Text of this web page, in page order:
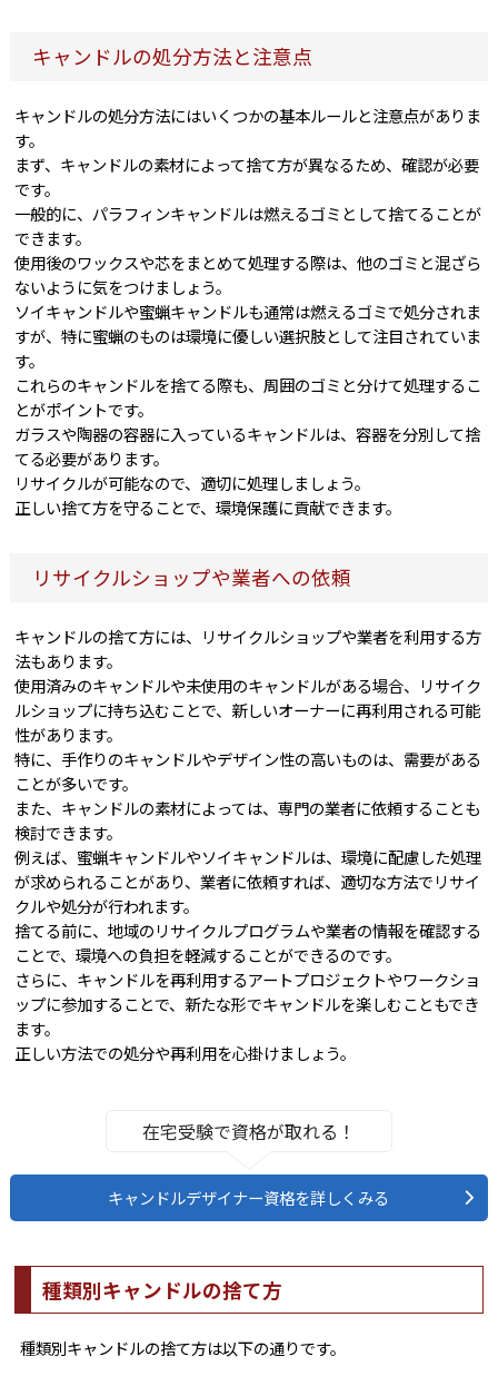
キャンドルの処分方法と注意点
キャンドルの処分方法にはいくつかの基本ルールと注意点がありま
す。
まず、キャンドルの素材によって捨て方が異なるため、確認が必要
です。
一般的に、パラフィンキャンドルは燃えるゴミとして捨てることが
できます。
使用後のワックスや芯をまとめて処理する際は、他のゴミと混ざら
ないように気をつけましょう。
ソイキャンドルや蜜蝋キャンドルも通常は燃えるゴミで処分されま
すが、特に蜜蝋のものは環境に優しい選択肢として注目されていま
す。
これらのキャンドルを捨てる際も、周囲のゴミと分けて処理するこ
とがポイントです。
ガラスや陶器の容器に入っているキャンドルは、容器を分別して捨
てる必要があります。
リサイクルが可能なので、適切に処理しましょう。
正しい捨て方を守ることで、環境保護に貢献できます。
リサイクルショップや業者への依頼
キャンドルの捨て方には、リサイクルショップや業者を利用する方
法もあります。
使用済みのキャンドルや未使用のキャンドルがある場合、リサイク
ルショップに持ち込むことで、新しいオーナーに再利用される可能
性があります。
特に、手作りのキャンドルやデザイン性の高いものは、需要がある
ことが多いです。
また、キャンドルの素材によっては、専門の業者に依頼することも
検討できます。
例えば、蜜蝋キャンドルやソイキャンドルは、環境に配慮した処理
が求められることがあり、業者に依頼すれば、適切な方法でリサイ
クルや処分が行われます。
捨てる前に、地域のリサイクルプログラムや業者の情報を確認する
ことで、環境への負担を軽減することができるのです。
さらに、キャンドルを再利用するアートプロジェクトやワークショ
ップに参加することで、新たな形でキャンドルを楽しむこともでき
ます。
正しい方法での処分や再利用を心掛けましょう。
在宅受験で資格が取れる！
キャンドルデザイナー資格を詳しくみる
種類別キャンドルの捨て方
種類別キャンドルの捨て方は以下の通りです。